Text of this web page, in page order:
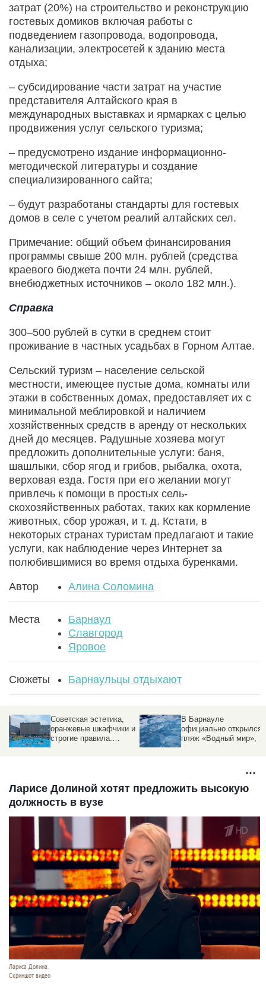
затрат (20%) на строительство и реконструкцию
гостевых домиков включая работы с
подведением газопровода, водопровода,
канализации, электросетей к зданию места
отдыха;
– субсидирование части затрат на участие
представителя Алтайского края в
международных выставках и ярмарках с целью
продвижения услуг сельского туризма;
– предусмотрено издание информационно-
методической литературы и создание
специализированного сайта;
– будут разработаны стандарты для гостевых
домов в селе с учетом реалий алтайских сел.
Примечание: общий объем финансирования
программы свыше 200 млн. рублей (средства
краевого бюджета почти 24 млн. рублей,
внебюджетных источников – около 182 млн.).
Справка
300–500 рублей в сутки в среднем стоит
проживание в частных усадьбах в Горном Алтае.
Сельский туризм – население сельской
местности, имеющее пустые дома, комнаты или
этажи в собственных домах, предоставляет их с
минимальной меблировкой и наличием
хозяйственных средств в аренду от нескольких
дней до месяцев. Радушные хозяева могут
предложить дополнительные услуги: баня,
шашлыки, сбор ягод и грибов, рыбалка, охота,
верховая езда. Гостя при его желании могут
привлечь к помощи в простых сель­
скохозяйственных работах, таких как кормление
животных, сбор урожая, и т. д. Кстати, в
некоторых странах туристам предлагают и такие
услуги, как наблюдение через Интернет за
полюбившимися во время отдыха буренками.
Автор Алина Соломина
Места
Барнаул
Славгород
Яровое
Сюжеты Барнаульцы отдыхают
Советская эстетика,
оранжевые шкафчики и
строгие правила.
В Барнауле
официально открылся
пляж «Водный мир»,
Ларисе Долиной хотят предложить высокую
должность в вузе
Лариса Долина.
Скриншот видео